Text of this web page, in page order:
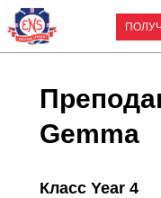
Gemma
Класс Year 4